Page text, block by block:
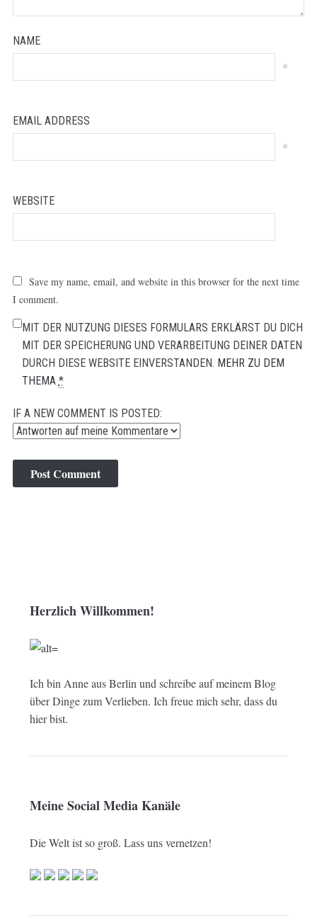
NAME
*
EMAIL ADDRESS
*
WEBSITE
Save my name, email, and website in this browser for the next time
I comment.
MIT DER NUTZUNG DIESES FORMULARS ERKLÄRST DU DICH
MIT DER SPEICHERUNG UND VERARBEITUNG DEINER DATEN
DURCH DIESE WEBSITE EINVERSTANDEN. MEHR ZU DEM
THEMA *
IF A NEW COMMENT IS POSTED:
Herzlich Willkommen!
Ich bin Anne aus Berlin und schreibe auf meinem Blog
über Dinge zum Verlieben. Ich freue mich sehr, dass du
hier bist.
Meine Social Media Kanäle
Die Welt ist so groß. Lass uns vernetzen!